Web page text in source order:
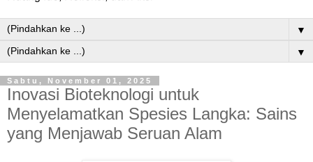
▼
▼
Sabtu, November 01, 2025
Inovasi Bioteknologi untuk
Menyelamatkan Spesies Langka: Sains
yang Menjawab Seruan Alam